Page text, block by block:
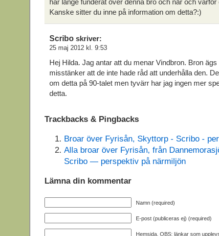
har länge funderat över denna bro och när och
Kanske sitter du inne på information om detta?:)
Scribo skriver:
25 maj 2012 kl. 9:53
Hej Hilda. Jag antar att du menar Vindbron. Bron
misstänker att de inte hade råd att underhålla den.
om detta på 90-talet men tyvärr har jag ingen mer
detta.
Trackbacks & Pingbacks
Broar över Fyrisån, Skyttorp - Scribo -
Alla broar över Fyrisån, från
Scribo — perspektiv på närmiljön
Lämna din kommentar
Namn (required)
E-post (publiceras ej) (required)
Hemsida. OBS: länkar som